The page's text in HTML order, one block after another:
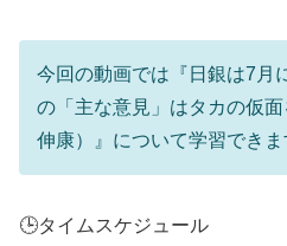
今回の動画では『日銀は7月
の「主な意見」はタカの仮
伸康）』について学習できま
🕒タイムスケジュール